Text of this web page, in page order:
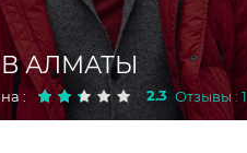
В АЛМАТЫ
: 2.3 Отзывы : 1